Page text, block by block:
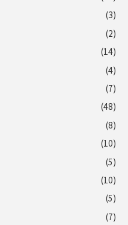
(3)
(2)
(14)
(4)
(7)
(48)
(8)
(10)
(5)
(10)
(5)
(7)